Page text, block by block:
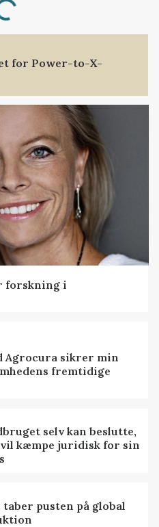
for Power-to-X-
forskning i
Agrocura sikrer min
fremtidige
selv kan beslutte,
vil kæmpe juridisk for sin
pusten på global